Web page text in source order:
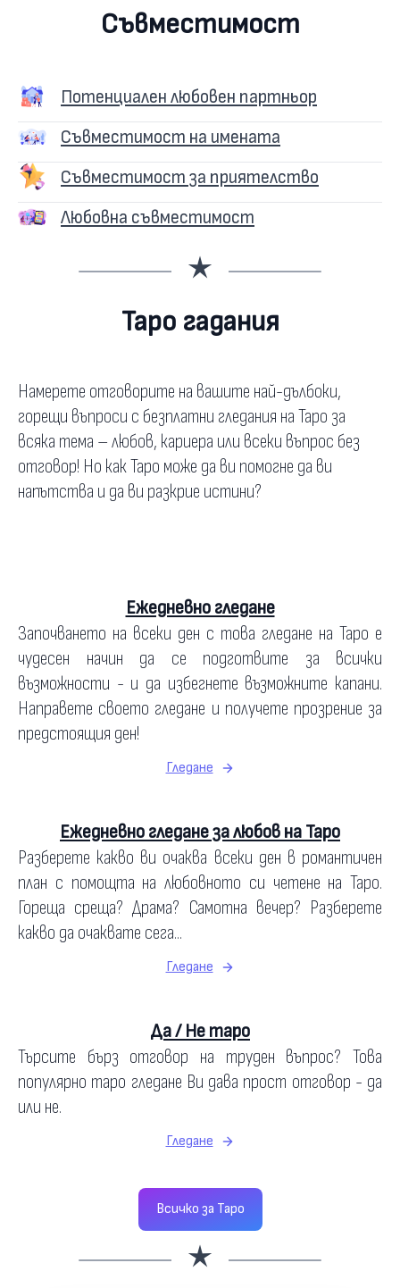
Съвместимост
Потенциален любовен партньор
Съвместимост на имената
Съвместимост за приятелство
Любовна съвместимост
Таро гадания
Намерете отговорите на вашите най-дълбоки,
горещи въпроси с безплатни гледания на Таро за
всяка тема – любов, кариера или всеки въпрос без
отговор! Но как Таро може да ви помогне да ви
напътства и да ви разкрие истини?
Ежедневно гледане
Започването на всеки ден с това гледане на Таро е
чудесен начин да се подготвите за всички
възможности - и да избегнете възможните капани.
Направете своето гледане и получете прозрение за
предстоящия ден!
Гледане
Ежедневно гледане за любов на Таро
Разберете какво ви очаква всеки ден в романтичен
план с помощта на любовното си четене на Таро.
Гореща среща? Драма? Самотна вечер? Разберете
какво да очаквате сега...
Гледане
Да / Не таро
Търсите бърз отговор на труден въпрос? Това
популярно таро гледане Ви дава прост отговор - да
или не.
Гледане
Всичко за Таро